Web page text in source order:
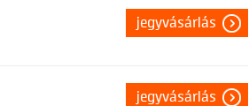
jegyvásárlás
jegyvásárlás